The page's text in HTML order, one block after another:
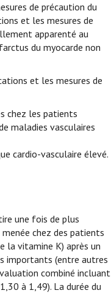
de précaution du
et les mesures de
apparenté au
du myocarde non
et les mesures de
chez les patients
maladies vasculaires
cardio-vasculaire élevé.
une fois de plus
chez des patients
la vitamine K) après un
importants (entre autres
combiné incluant
à 1,49). La durée du